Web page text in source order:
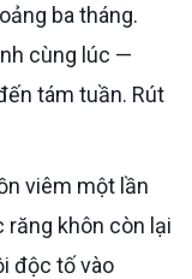
ba tháng.
cùng lúc —
tám tuần. Rút
khôn còn lại
độc tố vào